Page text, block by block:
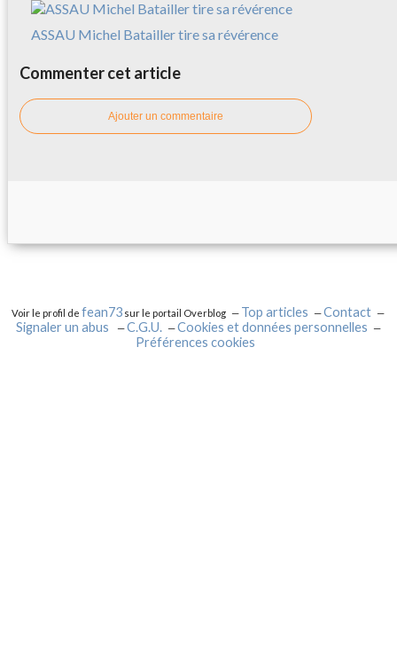
ASSAU Michel Batailler tire sa révérence
Commenter cet article
Ajouter un commentaire
Voir le profil defean73 sur le portail Overblog Top articles
Contact
Signaler un abus
C.G.U.
Cookies et données personnelles
Préférences cookies